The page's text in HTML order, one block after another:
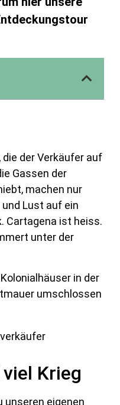
der Verkäufer auf
Gassen der
machen nur
Lust auf ein
Cartagena ist heiss.
unter der
in der
umschlossen
Krieg
unseren eigenen